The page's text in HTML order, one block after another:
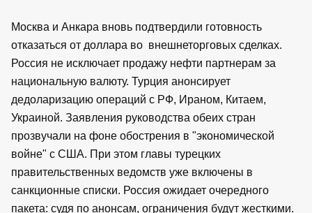
Москва и Анкара вновь подтвердили готовность
отказаться от доллара во внешнеторговых сделках.
Россия не исключает продажу нефти партнерам за
национальную валюту. Турция анонсирует
дедоларизацию операций с РФ, Ираном, Китаем,
Украиной. Заявления руководства обеих стран
прозвучали на фоне обострения в "экономической
войне" с США. При этом главы турецких
правительственных ведомств уже включены в
санкционные списки. Россия ожидает очередного
пакета: судя по анонсам, ограничения будут жесткими.